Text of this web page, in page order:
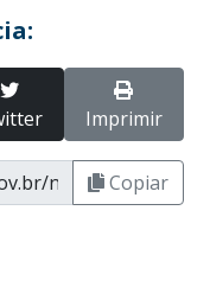
Imprimir
Copiar